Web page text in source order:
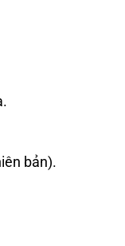
bản).